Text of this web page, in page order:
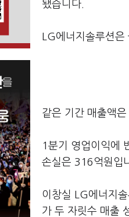
됐습니다.
LG에너지솔루션
같은 기간 매출액
1분기 영업이익에
손실은 316억원입
이창실 LG에너지
가 두 자릿수 매출